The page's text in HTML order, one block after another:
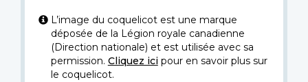
L’image du coquelicot est une marque
déposée de la Légion royale canadienne
(Direction nationale) et est utilisée avec sa
permission. Cliquez icipour en savoir plus sur
le coquelicot.